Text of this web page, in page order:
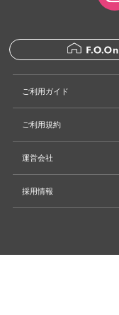
ご利用ガイド
ご利用規約
運営会社
採用情報